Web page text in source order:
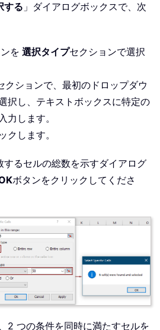
する 」ダイアログボックスで、次
を 選択タイプセクションで選択
クションで、最初のドロップダウ
択し、テキストボックスに特定の
力します。
クします。
るセルの総数を示すダイアログ
ボタンをクリックしてくださ
2 つの条件を同時に満たすセルを